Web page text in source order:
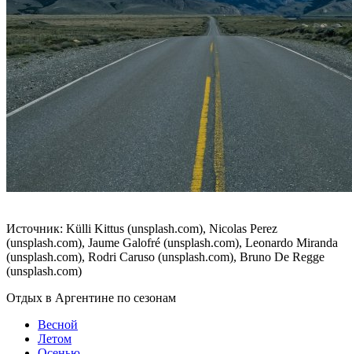
Источник: Külli Kittus (unsplash.com), Nicolas Perez
(unsplash.com), Jaume Galofré (unsplash.com), Leonardo Miranda
(unsplash.com), Rodri Caruso (unsplash.com), Bruno De Regge
(unsplash.com)
Отдых в Аргентине по сезонам
Весной
Летом